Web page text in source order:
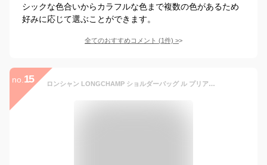
シックな色合いからカラフルな色まで複数の色があるため
好みに応じて選ぶことができます。
全てのおすすめコメント (1件) >
no. 15 ロンシャン LONGCHAMP ショルダーバッグ ル プリアージュ 2605 089 レディース バッグ ル プリアージュ オリジナル Sサイズ トートバッグ お出かけ 通勤 通学 旅行 PC収納 折り畳み 軽量 ミニマル 全19色